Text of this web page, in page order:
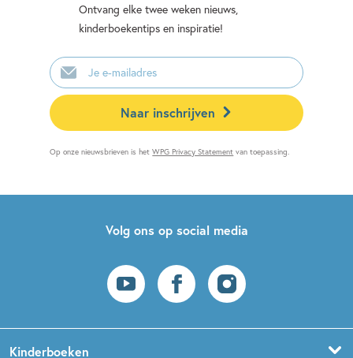
Ontvang elke twee weken nieuws,
kinderboekentips en inspiratie!
E-
mailadres
Naar inschrijven
Op onze nieuwsbrieven is hetWPG Privacy Statement van toepassing.
Volg ons op social media
Kinderboeken